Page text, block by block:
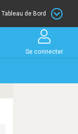
Tableau de Bord
Se connecter